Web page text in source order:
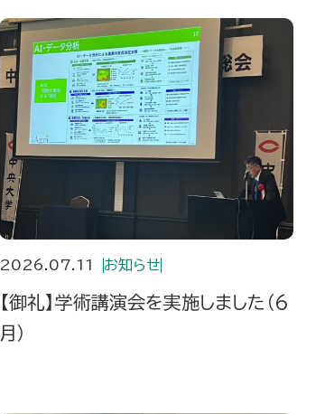
2026.07.11 お知らせ
【御礼】学術講演会を実施しました（6
月）